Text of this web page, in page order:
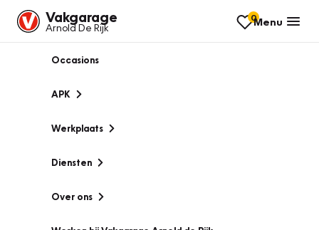
Vakgarage
Arnold De Rijk
0Menu
Occasions
APK
Werkplaats
Diensten
Over ons